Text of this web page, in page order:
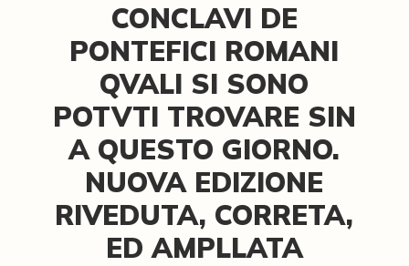
CONCLAVI DE
PONTEFICI ROMANI
QVALI SI SONO
POTVTI TROVARE SIN
A QUESTO GIORNO.
NUOVA EDIZIONE
RIVEDUTA, CORRETA,
ED AMPLLATA